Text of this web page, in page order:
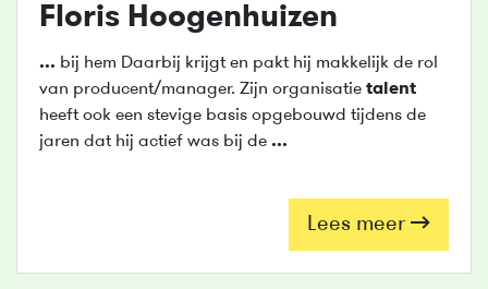
Floris Hoogenhuizen
... bij hem Daarbij krijgt en pakt hij makkelijk de rol
van producent/manager. Zijn organisatie talent
heeft ook een stevige basis opgebouwd tijdens de
jaren dat hij actief was bij de ...
Lees meer